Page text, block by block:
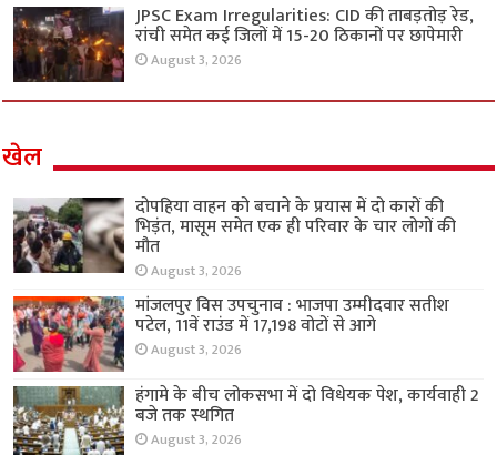
JPSC Exam Irregularities: CID की ताबड़तोड़ रेड,
रांची समेत कई जिलों में 15-20 ठिकानों पर छापेमारी
August 3, 2026
खेल
दोपहिया वाहन को बचाने के प्रयास में दो कारों की
भिड़ंत, मासूम समेत एक ही परिवार के चार लोगों की
मौत
August 3, 2026
मांजलपुर विस उपचुनाव : भाजपा उम्मीदवार सतीश
पटेल, 11वें राउंड में 17,198 वोटों से आगे
August 3, 2026
हंगामे के बीच लोकसभा में दो विधेयक पेश, कार्यवाही 2
बजे तक स्थगित
August 3, 2026